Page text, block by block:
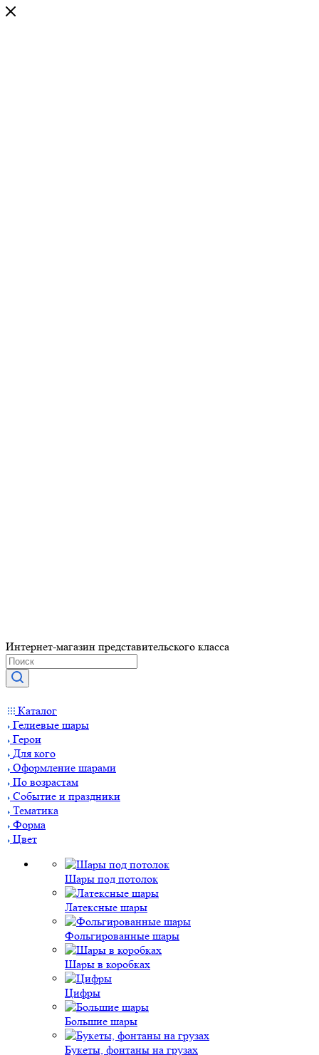
Интернет-магазин представительского класса
Каталог
Гелиевые шары
Герои
Для кого
Оформление шарами
По возрастам
Событие и праздники
Тематика
Форма
Цвет
Шары под потолок
Латексные шары
Фольгированные шары
Шары в коробках
Цифры
Большие шары
Букеты, фонтаны на грузах